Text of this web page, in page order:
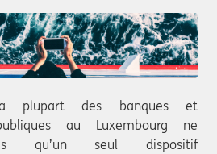
plupart des banques et
au Luxembourg ne
qu’un seul dispositif